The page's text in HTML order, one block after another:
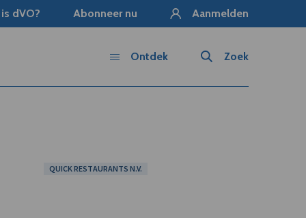
dVO? Abonneer nu Aanmelden
Zoek
Ontdek
QUICK RESTAURANTS N.V.